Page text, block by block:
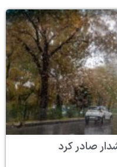
صادر کرد